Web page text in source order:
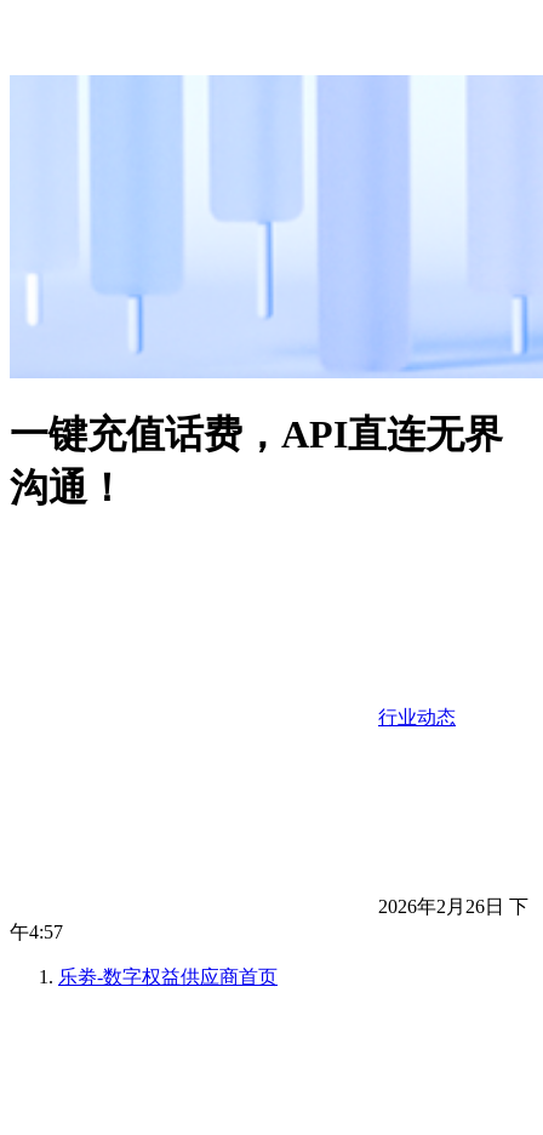
一键充值话费，API直连无界
沟通！
行业动态
2026年2月26日 下
午4:57
乐劵-数字权益供应商首页